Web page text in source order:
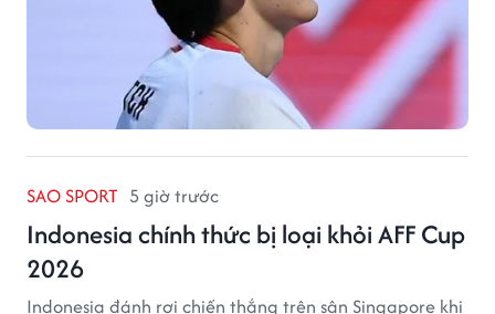
SAO SPORT 5 giờ trước
Indonesia chính thức bị loại khỏi AFF Cup
2026
Indonesia đánh rơi chiến thắng trên sân Singapore khi